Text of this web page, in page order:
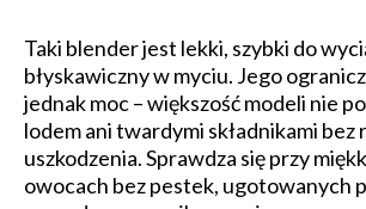
Taki blender jest lekki, szybki do
błyskawiczny w myciu. Jego
jednak moc – większość modeli nie
lodem ani twardymi składnikami bez
uszkodzenia. Sprawdza się przy
owocach bez pestek, ugotowanych